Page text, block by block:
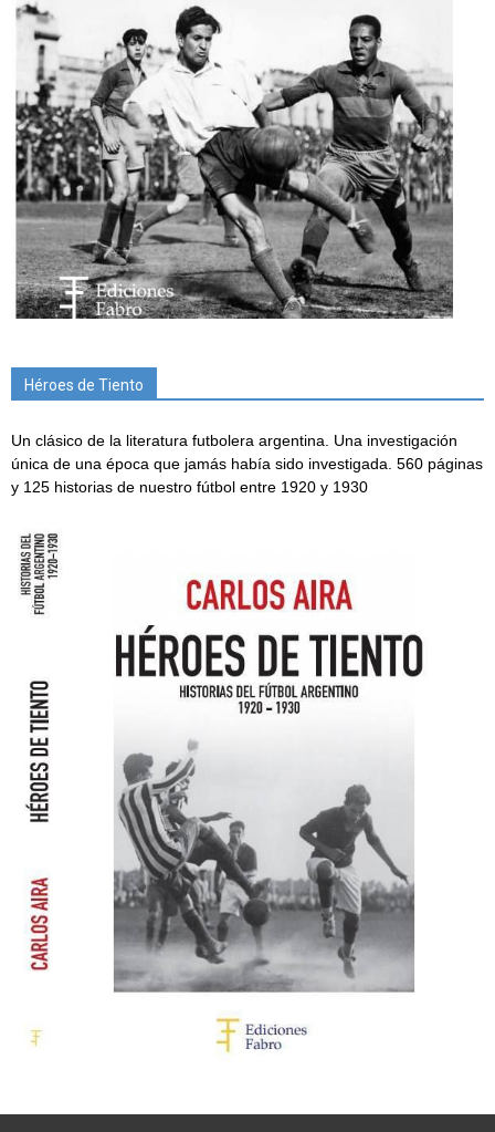
Héroes de Tiento
Un clásico de la literatura futbolera argentina. Una investigación
única de una época que jamás había sido investigada. 560 páginas
y 125 historias de nuestro fútbol entre 1920 y 1930